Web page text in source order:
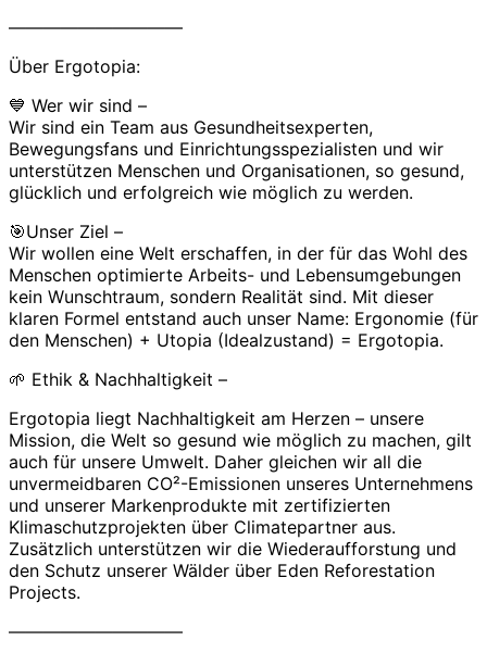
——————————
Über Ergotopia:
💙 Wer wir sind –
Wir sind ein Team aus Gesundheitsexperten,
Bewegungsfans und Einrichtungsspezialisten und wir
unterstützen Menschen und Organisationen, so gesund,
glücklich und erfolgreich wie möglich zu werden.
🎯Unser Ziel –
Wir wollen eine Welt erschaffen, in der für das Wohl des
Menschen optimierte Arbeits- und Lebensumgebungen
kein Wunschtraum, sondern Realität sind. Mit dieser
klaren Formel entstand auch unser Name: Ergonomie (für
den Menschen) + Utopia (Idealzustand) = Ergotopia.
🌱 Ethik & Nachhaltigkeit –
Ergotopia liegt Nachhaltigkeit am Herzen – unsere
Mission, die Welt so gesund wie möglich zu machen, gilt
auch für unsere Umwelt. Daher gleichen wir all die
unvermeidbaren CO²-Emissionen unseres Unternehmens
und unserer Markenprodukte mit zertifizierten
Klimaschutzprojekten über Climatepartner aus.
Zusätzlich unterstützen wir die Wiederaufforstung und
den Schutz unserer Wälder über Eden Reforestation
Projects.
——————————